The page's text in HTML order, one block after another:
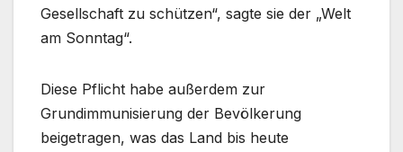
Gesellschaft zu schützen“, sagte sie der „Welt
am Sonntag“.
Diese Pflicht habe außerdem zur
Grundimmunisierung der Bevölkerung
beigetragen, was das Land bis heute